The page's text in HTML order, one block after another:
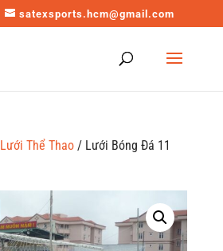
satexsports.hcm@gmail.com
Lưới Thể Thao/ Lưới Bóng Đá 11